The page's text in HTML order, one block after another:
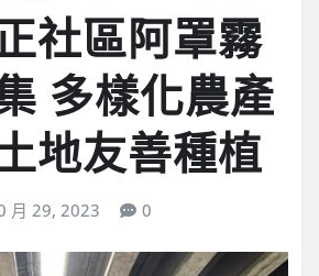
社區阿罩霧
多樣化農產
地友善種植
月 29, 2023 0